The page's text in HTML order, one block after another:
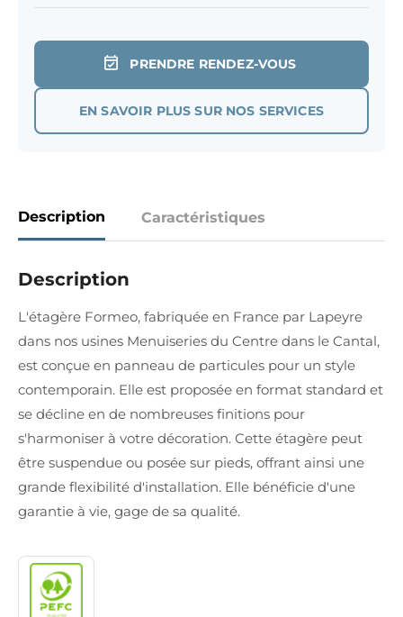
PRENDRE RENDEZ-VOUS
EN SAVOIR PLUS SUR NOS SERVICES
Description Caractéristiques
Description
L'étagère Formeo, fabriquée en France par Lapeyre
dans nos usines Menuiseries du Centre dans le Cantal,
est conçue en panneau de particules pour un style
contemporain. Elle est proposée en format standard et
se décline en de nombreuses finitions pour
s'harmoniser à votre décoration. Cette étagère peut
être suspendue ou posée sur pieds, offrant ainsi une
grande flexibilité d'installation. Elle bénéficie d'une
garantie à vie, gage de sa qualité.